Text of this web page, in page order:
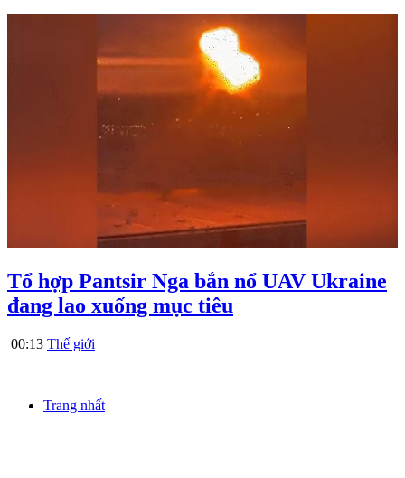
Tổ hợp Pantsir Nga bắn nổ UAV Ukraine
đang lao xuống mục tiêu
00:13 Thế giới
Trang nhất